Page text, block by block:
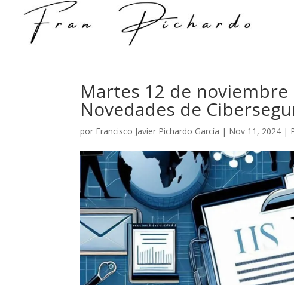
Martes 12 de noviembre
Novedades de
por Francisco Javier Pichardo García | Nov 11, 2024 |